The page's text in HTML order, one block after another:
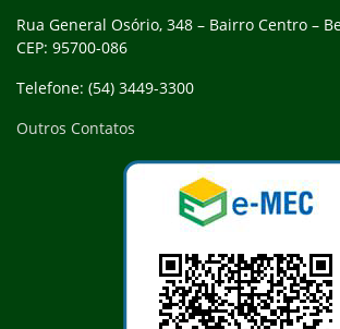
Rua General Osório, 348 – Bairro Centro –
CEP: 95700-086
Telefone: (54) 3449-3300
Outros Contatos